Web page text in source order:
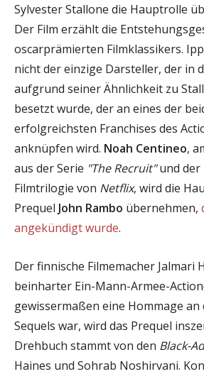
Sylvester Stallone die Hauptrolle
Der Film erzählt die
oscarprämierten Filmklassikers.
nicht der einzige Darsteller, der in
aufgrund seiner Ähnlichkeit zu
besetzt wurde, der an eines der
erfolgreichsten Franchises des
anknüpfen wird. Noah Centineo,
aus der Serie "The Recruit"und der
Filmtrilogie von Netflix, wird die
Prequel John Rambo übernehmen,
angekündigt wurde.
Der finnische Filmemacher Jalmari
beinharter Ein-Mann-Armee-
gewissermaßen eine Hommage an
Sequels war, wird das Prequel
Drehbuch stammt von den Black-
Haines und Sohrab Noshirvani.